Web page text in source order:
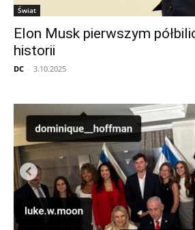
Świat
Elon Musk pierwszym
historii
DC - 3.10.2025